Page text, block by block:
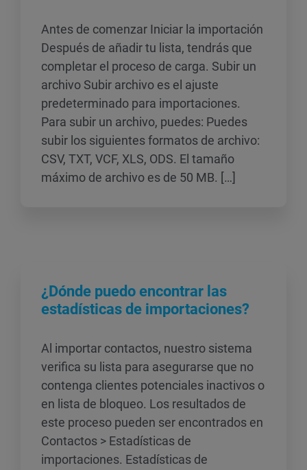
Antes de comenzar Iniciar la importación
Después de añadir tu lista, tendrás que
completar el proceso de carga. Subir un
archivo Subir archivo es el ajuste
predeterminado para importaciones.
Para subir un archivo, puedes: Puedes
subir los siguientes formatos de archivo:
CSV, TXT, VCF, XLS, ODS. El tamaño
máximo de archivo es de 50 MB. […]
¿Dónde puedo encontrar las
estadísticas de importaciones?
Al importar contactos, nuestro sistema
verifica su lista para asegurarse que no
contenga clientes potenciales inactivos o
en lista de bloqueo. Los resultados de
este proceso pueden ser encontrados en
Contactos > Estadísticas de
importaciones. Estadísticas de